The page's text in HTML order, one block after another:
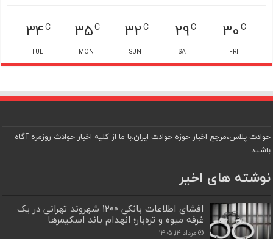
30C
FRI
29C
SAT
32C
SUN
35C
MON
34C
TUE
حوادث پلاس،مرجع اخبار حوزه حوادث ایران.با ما از کلیه اخبار حوادث روزمره آگاه
باشید.
نوشته های اخیر
افشای اطلاعات بانکی ۱۲۰۰ شهروند تهرانی در یک
غرفه میوه و تره‌بار؛ انهدام باند اسکیمرها
مرداد ۱۴, ۱۴۰۵